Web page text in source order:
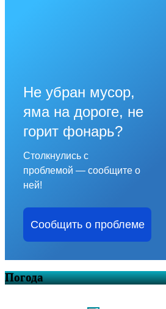
Не убран мусор,
яма на дороге, не
горит фонарь?
Столкнулись с
проблемой — сообщите о
ней!
Сообщить о проблеме
Погода